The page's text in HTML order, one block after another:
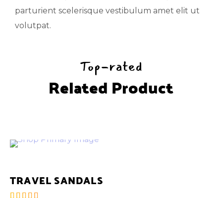
parturient scelerisque vestibulum amet elit ut
volutpat.
Top-rated
Related Product
TRAVEL SANDALS